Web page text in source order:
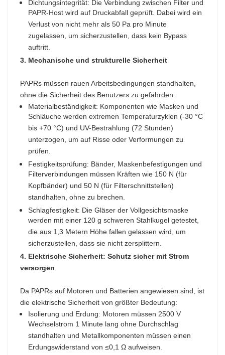
Dichtungsintegrität: Die Verbindung zwischen Filter und
PAPR-Host wird auf Druckabfall geprüft. Dabei wird ein
Verlust von nicht mehr als 50 Pa pro Minute
zugelassen, um sicherzustellen, dass kein Bypass
auftritt.​
3. Mechanische und strukturelle Sicherheit
PAPRs müssen rauen Arbeitsbedingungen standhalten,
ohne die Sicherheit des Benutzers zu gefährden:​
Materialbeständigkeit: Komponenten wie Masken und
Schläuche werden extremen Temperaturzyklen (-30 °C
bis +70 °C) und UV-Bestrahlung (72 Stunden)
unterzogen, um auf Risse oder Verformungen zu
prüfen.​
Festigkeitsprüfung: Bänder, Maskenbefestigungen und
Filterverbindungen müssen Kräften wie 150 N (für
Kopfbänder) und 50 N (für Filterschnittstellen)
standhalten, ohne zu brechen.​
Schlagfestigkeit: Die Gläser der Vollgesichtsmaske
werden mit einer 120 g schweren Stahlkugel getestet,
die aus 1,3 Metern Höhe fallen gelassen wird, um
sicherzustellen, dass sie nicht zersplittern.​
4. Elektrische Sicherheit: Schutz sicher mit Strom
versorgen
Da PAPRs auf Motoren und Batterien angewiesen sind, ist
die elektrische Sicherheit von größter Bedeutung:​
Isolierung und Erdung: Motoren müssen 2500 V
Wechselstrom 1 Minute lang ohne Durchschlag
standhalten und Metallkomponenten müssen einen
Erdungswiderstand von ≤0,1 Ω aufweisen.​